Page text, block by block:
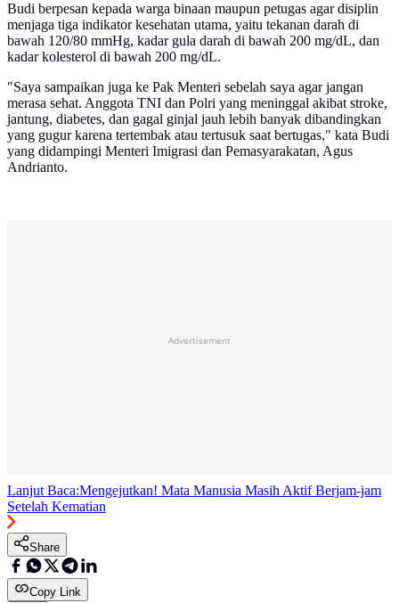
Budi berpesan kepada warga binaan maupun petugas agar disiplin
menjaga tiga indikator kesehatan utama, yaitu tekanan darah di
bawah 120/80 mmHg, kadar gula darah di bawah 200 mg/dL, dan
kadar kolesterol di bawah 200 mg/dL.
"Saya sampaikan juga ke Pak Menteri sebelah saya agar jangan
merasa sehat. Anggota TNI dan Polri yang meninggal akibat stroke,
jantung, diabetes, dan gagal ginjal jauh lebih banyak dibandingkan
yang gugur karena tertembak atau tertusuk saat bertugas," kata Budi
yang didampingi Menteri Imigrasi dan Pemasyarakatan, Agus
Andrianto.
Advertisement
Lanjut Baca:Mengejutkan! Mata Manusia Masih Aktif Berjam-jam
Setelah Kematian
Share
Copy Link